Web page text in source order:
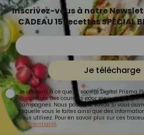
Inscrivez-vous à notre
CADEAU 15 recettes SPÉCIAL
Je télécharge
Je consens à ce que la société Digital Prisma
d'ouverture des courriels pour mesurer et
campagnes. Nous pourrons savoir si vous
laquelle vous le faites ainsi que des
vous utilisez. Pour en savoir plus sur ces
confidentialité.